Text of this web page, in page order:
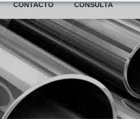
CONTACTO CONSULTA